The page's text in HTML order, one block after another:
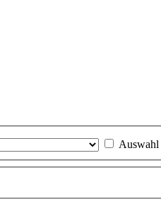
Auswahl